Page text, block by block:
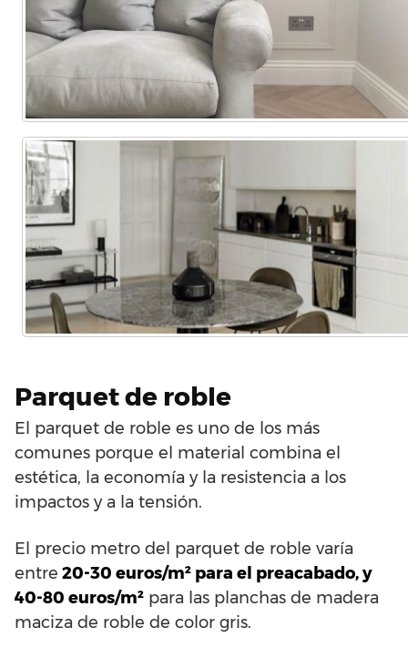
Parquet de roble
El parquet de roble es uno de los más
comunes porque el material combina el
estética, la economía y la resistencia a los
impactos y a la tensión.
El precio metro del parquet de roble varía
entre 20-30 euros/m² para el preacabado, y
40-80 euros/m² para las planchas de madera
maciza de roble de color gris.